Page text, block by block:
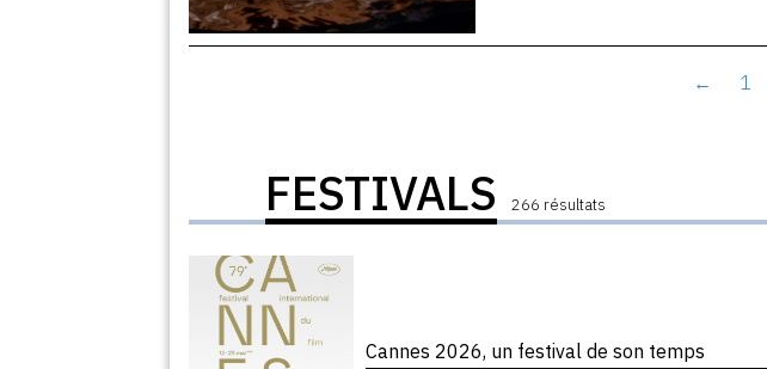
← 1
FESTIVALS 266 résultats
Cannes 2026, un festival de son temps